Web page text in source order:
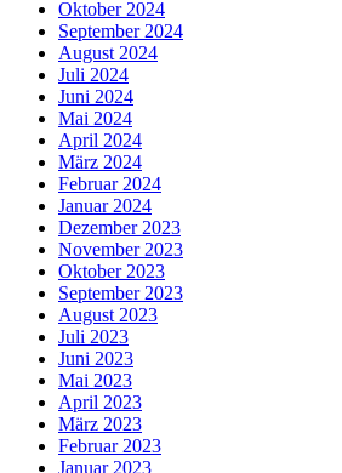
Oktober 2024
September 2024
August 2024
Juli 2024
Juni 2024
Mai 2024
April 2024
März 2024
Februar 2024
Januar 2024
Dezember 2023
November 2023
Oktober 2023
September 2023
August 2023
Juli 2023
Juni 2023
Mai 2023
April 2023
März 2023
Februar 2023
Januar 2023